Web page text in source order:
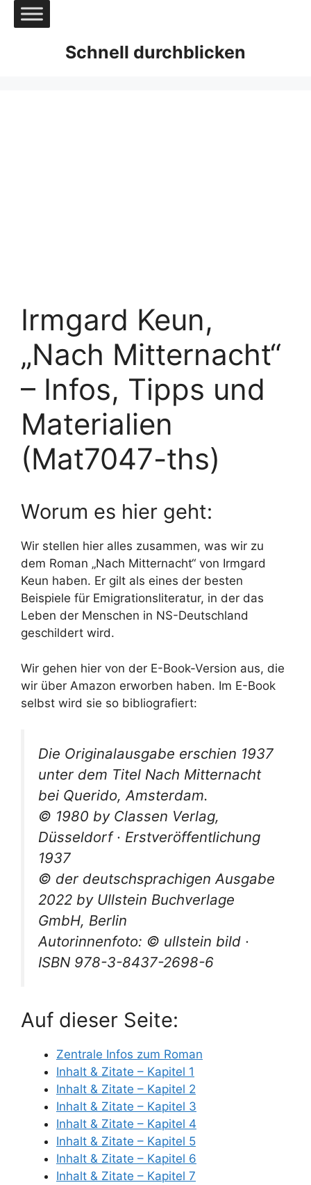
Zum
Inhalt
Schnell durchblicken
Irmgard Keun,
„Nach Mitternacht“
– Infos, Tipps und
Materialien
(Mat7047-ths)
Worum es hier geht:
Wir stellen hier alles zusammen, was wir zu
dem Roman „Nach Mitternacht“ von Irmgard
Keun haben. Er gilt als eines der besten
Beispiele für Emigrationsliteratur, in der das
Leben der Menschen in NS-Deutschland
geschildert wird.
Wir gehen hier von der E-Book-Version aus, die
wir über Amazon erworben haben. Im E-Book
selbst wird sie so bibliografiert:
Die Originalausgabe erschien 1937
unter dem Titel Nach Mitternacht
bei Querido, Amsterdam.
© 1980 by Classen Verlag,
Düsseldorf · Erstveröffentlichung
1937
© der deutschsprachigen Ausgabe
2022 by Ullstein Buchverlage
GmbH, Berlin
Autorinnenfoto: © ullstein bild ·
ISBN 978-3-8437-2698-6
Auf dieser Seite:
Zentrale Infos zum Roman
Inhalt & Zitate – Kapitel 1
Inhalt & Zitate – Kapitel 2
Inhalt & Zitate – Kapitel 3
Inhalt & Zitate – Kapitel 4
Inhalt & Zitate – Kapitel 5
Inhalt & Zitate – Kapitel 6
Inhalt & Zitate – Kapitel 7